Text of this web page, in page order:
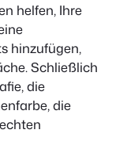
helfen, Ihre
hinzufügen,
Schließlich
die
die